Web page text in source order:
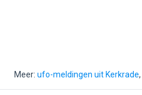
Meer: ufo-meldingen uit Kerkrade,